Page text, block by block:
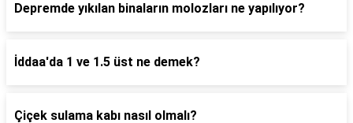
Depremde yıkılan binaların molozları ne yapılıyor?
İddaa'da 1 ve 1.5 üst ne demek?
Çiçek sulama kabı nasıl olmalı?